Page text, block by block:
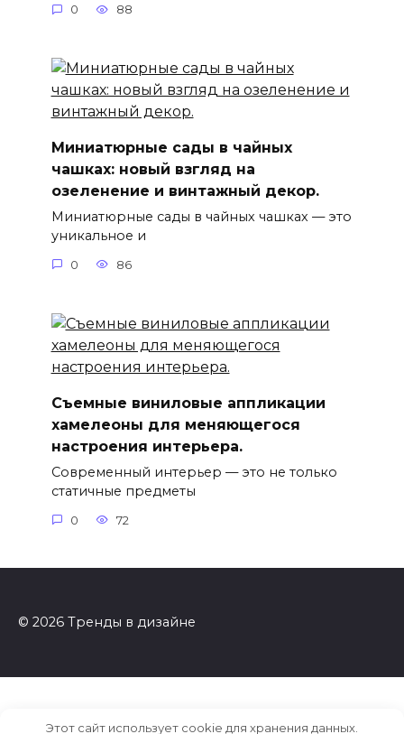
0 88
Миниатюрные сады в чайных
чашках: новый взгляд на
озеленение и винтажный декор.
Миниатюрные сады в чайных чашках — это
уникальное и
0 86
Съемные виниловые аппликации
хамелеоны для меняющегося
настроения интерьера.
Современный интерьер — это не только
статичные предметы
0 72
© 2026 Тренды в дизайне
Этот сайт использует cookie для хранения данных.